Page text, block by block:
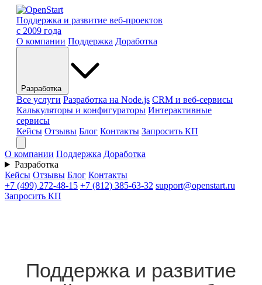
Поддержка и развитие веб-проектов
с 2009 года
О компании Поддержка Доработка
Разработка
Все услуги Разработка на Node.js CRM и веб-сервисы
Калькуляторы и конфигураторы Интерактивные
сервисы
Кейсы Отзывы Блог Контакты Запросить КП
О компании Поддержка Доработка
Разработка
Кейсы Отзывы Блог Контакты
+7 (499) 272-48-15 +7 (812) 385-63-32 support@openstart.ru
Запросить КП
Поддержка и развитие